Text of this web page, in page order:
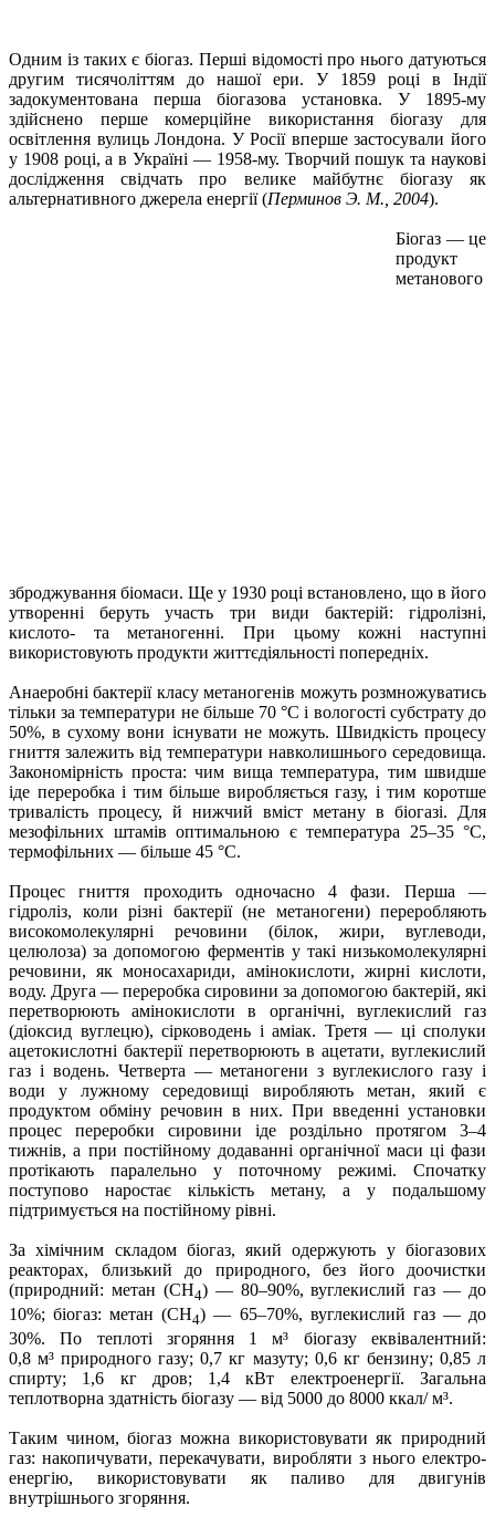
Одним із таких є біогаз. Перші відомості про нього датуються
другим тисячоліттям до нашої ери. У 1859 році в Індії
задокументована перша біогазова установка. У 1895-му
здійснено перше комерційне використання біогазу для
освітлення вулиць Лондона. У Росії вперше застосували його
у 1908 році, а в Україні — 1958-му. Творчий пошук та наукові
дослідження свідчать про велике майбутнє біогазу як
альтернативного джерела енергії (Перминов Э. М., 2004).
Біогаз — це
продукт
метанового
зброджування біомаси. Ще у 1930 році встановлено, що в його
утворенні беруть участь три види бактерій: гідролізні,
кислото- та метаногенні. При цьому кожні наступні
використовують продукти життєдіяльності попередніх.
Анаеробні бактерії класу метаногенів можуть розмножуватись
тільки за температури не більше 70 °C і вологості субстрату до
50%, в сухому вони існувати не можуть. Швидкість процесу
гниття залежить від температури навколишнього середовища.
Закономірність проста: чим вища температура, тим швидше
іде переробка і тим більше виробляється газу, і тим коротше
тривалість процесу, й нижчий вміст метану в біогазі. Для
мезофільних штамів оптимальною є температура 25–35 °C,
термофільних — більше 45 °C.
Процес гниття проходить одночасно 4 фази. Перша —
гідроліз, коли різні бактерії (не метаногени) переробляють
високомолекулярні речовини (білок, жири, вуглеводи,
целюлоза) за допомогою ферментів у такі низькомолекулярні
речовини, як моносахариди, амінокислоти, жирні кислоти,
воду. Друга — переробка сировини за допомогою бактерій, які
перетворюють амінокислоти в органічні, вуглекислий газ
(діоксид вуглецю), сірководень і аміак. Третя — ці сполуки
ацетокислотні бактерії перетворюють в ацетати, вуглекислий
газ і водень. Четверта — метаногени з вуглекислого газу і
води у лужному середовищі виробляють метан, який є
продуктом обміну речовин в них. При введенні установки
процес переробки сировини іде роздільно протягом 3–4
тижнів, а при постійному додаванні органічної маси ці фази
протікають паралельно у поточному режимі. Спочатку
поступово наростає кількість метану, а у подальшому
підтримується на постійному рівні.
За хімічним складом біогаз, який одержують у біогазових
реакторах, близький до природного, без його доочистки
(природний: метан (СН4) — 80–90%, вуглекислий газ — до
10%; біогаз: метан (СН4) — 65–70%, вуглекислий газ — до
30%. По теплоті згоряння 1м³ біогазу еквівалентний:
0,8м³природного газу; 0,7 кг мазуту; 0,6 кг бензину; 0,85 л
спирту; 1,6 кг дров; 1,4 кВт електро­енергії. Загальна
теплотворна здатність біогазу — від 5000 до 8000 ккал/ м³.
Таким чином, біогаз можна використовувати як природний
газ: накопичувати, перекачувати, виробляти з нього електро­
енергію, використовувати як паливо для двигунів
внутрішнього згоряння.